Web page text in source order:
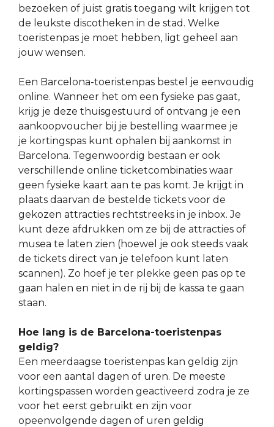
bezoeken of juist gratis toegang wilt krijgen tot
de leukste discotheken in de stad. Welke
toeristenpas je moet hebben, ligt geheel aan
jouw wensen.
Een Barcelona-toeristenpas bestel je eenvoudig
online. Wanneer het om een fysieke pas gaat,
krijg je deze thuisgestuurd of ontvang je een
aankoopvoucher bij je bestelling waarmee je
je kortingspas kunt ophalen bij aankomst in
Barcelona. Tegenwoordig bestaan er ook
verschillende online ticketcombinaties waar
geen fysieke kaart aan te pas komt. Je krijgt in
plaats daarvan de bestelde tickets voor de
gekozen attracties rechtstreeks in je inbox. Je
kunt deze afdrukken om ze bij de attracties of
musea te laten zien (hoewel je ook steeds vaak
de tickets direct van je telefoon kunt laten
scannen). Zo hoef je ter plekke geen pas op te
gaan halen en niet in de rij bij de kassa te gaan
staan.
Hoe lang is de Barcelona-toeristenpas
geldig?
Een meerdaagse toeristenpas kan geldig zijn
voor een aantal dagen of uren. De meeste
kortingspassen worden geactiveerd zodra je ze
voor het eerst gebruikt en zijn voor
opeenvolgende dagen of uren geldig